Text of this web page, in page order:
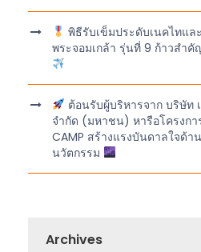
พิธีรับเข็มประดับเนคไทแ
พระจอมเกล้า รุ่นที่ 9 ก้าวสำ
ต้อนรับผู้บริหารจาก บริษั
จำกัด (มหาชน) หารือโครงกา
CAMP สร้างแรงบันดาลใจด้า
นวัตกรรม
Archives